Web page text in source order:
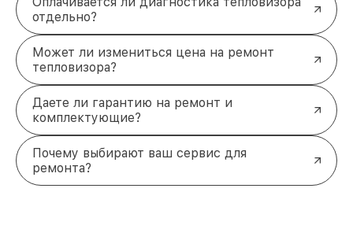
отдельно?
Может ли измениться цена на ремонт
тепловизора?
Даете ли гарантию на ремонт и
комплектующие?
Почему выбирают ваш сервис для
ремонта?